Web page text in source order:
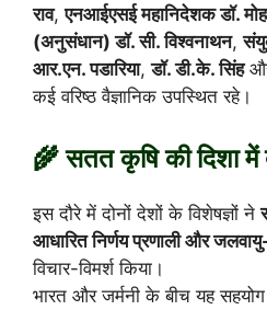
राव,एनआईएसई महानिदेशक डॉ.
(अनुसंधान) डॉ. सी. विश्वनाथन,
आर.एन. पडारिया,डॉ. डी.के. सिंह
कई वरिष्ठ वैज्ञानिक उपस्थित रहे।
🌾 सतत कृषि की दिशा
इस दौरे में दोनों देशों के विशेषज्ञों ने
आधारित निर्णय प्रणाली और
विचार-विमर्श किया।
भारत और जर्मनी के बीच यह